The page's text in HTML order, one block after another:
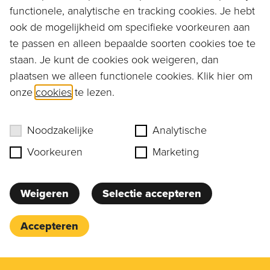
voor professionals
Kennismaken?
Advies geven
we graag
functionele, analytische en tracking cookies. Je hebt
ook de mogelijkheid om specifieke voorkeuren aan
te passen en alleen bepaalde soorten cookies toe te
staan. Je kunt de cookies ook weigeren, dan
plaatsen we alleen functionele cookies. Klik hier om
onze cookies te lezen.
Noodzakelijke
Analytische
Voorkeuren
Marketing
Weigeren Selectie accepteren
Accepteren